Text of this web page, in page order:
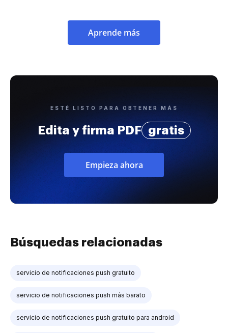
Aprende más
ESTÉ LISTO PARA OBTENER MÁS
Edita y firma PDF gratis
Empieza ahora
Búsquedas relacionadas
servicio de notificaciones push gratuito
servicio de notificaciones push más barato
servicio de notificaciones push gratuito para android